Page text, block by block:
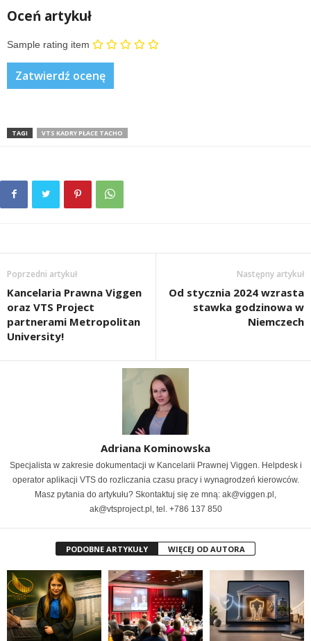
Oceń artykuł
Sample rating item
TAGI VTS KADRY PŁACE TACHO
Poprzedni artykuł
Kancelaria Prawna Viggen
oraz VTS Project
partnerami Metropolitan
University!
Następny artykuł
Od stycznia 2024 wzrasta
stawka godzinowa w
Niemczech
Adriana Kominowska
Specjalista w zakresie dokumentacji w Kancelarii Prawnej Viggen. Helpdesk i
operator aplikacji VTS do rozliczania czasu pracy i wynagrodzeń kierowców.
Masz pytania do artykułu? Skontaktuj się ze mną: ak@viggen.pl,
ak@vtsproject.pl, tel. +786 137 850
PODOBNE ARTYKUŁY WIĘCEJ OD AUTORA